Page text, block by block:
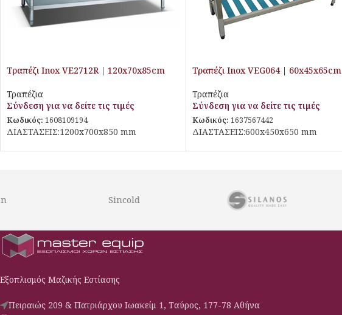
Τραπέζι Inox VE2712R | 120x70x85cm
Τραπέζια
Σύνδεση για να δείτε τις τιμές
Κωδικός: 1608109194
ΔΙΑΣΤΑΣΕΙΣ:1200x700x850 mm
Τραπέζι Inox VEG064 | 60x45x65cm
Τραπέζια
Σύνδεση για να δείτε τις τιμές
Κωδικός: 1637567442
ΔΙΑΣΤΑΣΕΙΣ:600x450x650 mm
Scotsman
Εξοπλισμός Μαζικής Εστίασης
Πειραιώς 209 & Πατριάρχου Ιωακείμ 1, Ταύρος, 177-78 Αθήνα